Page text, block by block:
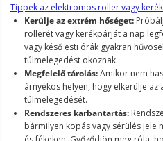
Tippek az elektromos roller vagy
Kerülje az extrém hőséget:
rollerét vagy kerékpárját a nap
vagy késő esti órák gyakran
túlmelegedést okoznak.
Megfelelő tárolás:Amikor nem
árnyékos helyen, hogy elkerülje
túlmelegedését.
Rendszeres karbantartás:
bármilyen kopás vagy sérülés jele